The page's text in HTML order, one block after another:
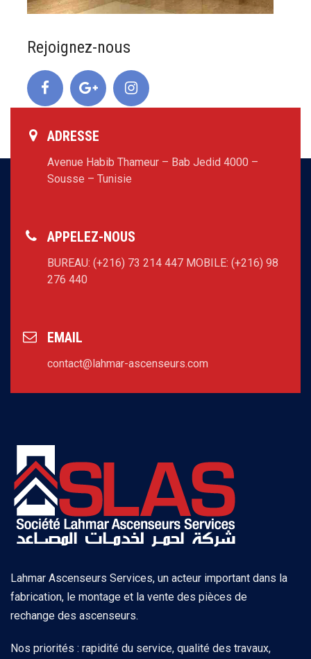
Rejoignez-nous
ADRESSE
Avenue Habib Thameur – Bab Jedid 4000 –
Sousse – Tunisie
APPELEZ-NOUS
BUREAU: (+216) 73 214 447 MOBILE: (+216) 98
276 440
EMAIL
contact@lahmar-ascenseurs.com
Lahmar Ascenseurs Services, un acteur important dans la
fabrication, le montage et la vente des pièces de
rechange des ascenseurs.
Nos priorités : rapidité du service, qualité des travaux,